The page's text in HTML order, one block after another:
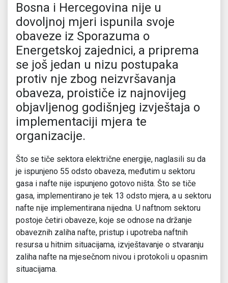
Bosna i Hercegovina nije u
dovoljnoj mjeri ispunila svoje
obaveze iz Sporazuma o
Energetskoj zajednici, a priprema
se još jedan u nizu postupaka
protiv nje zbog neizvršavanja
obaveza, proističe iz najnovijeg
objavljenog godišnjeg izvještaja o
implementaciji mjera te
organizacije.
Što se tiče sektora električne energije, naglasili su da
je ispunjeno 55 odsto obaveza, međutim u sektoru
gasa i nafte nije ispunjeno gotovo ništa. Što se tiče
gasa, implementirano je tek 13 odsto mjera, a u sektoru
nafte nije implementirana nijedna. U naftnom sektoru
postoje četiri obaveze, koje se odnose na držanje
obaveznih zaliha nafte, pristup i upotreba naftnih
resursa u hitnim situacijama, izvještavanje o stvaranju
zaliha nafte na mjesečnom nivou i protokoli u opasnim
situacijama.